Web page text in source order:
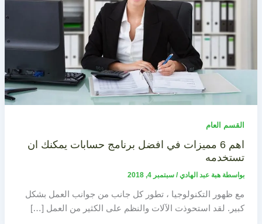
القسم العام
اهم 6 مميزات في افضل برنامج حسابات يمكنك ان
تستخدمه
بواسطة هبة عبد الهادي/ سبتمبر 4, 2018
مع ظهور التكنولوجيا ، تطور كل جانب من جوانب العمل بشكل
كبير. لقد استحوذت الآلات والنظم على الكثير من العمل […]